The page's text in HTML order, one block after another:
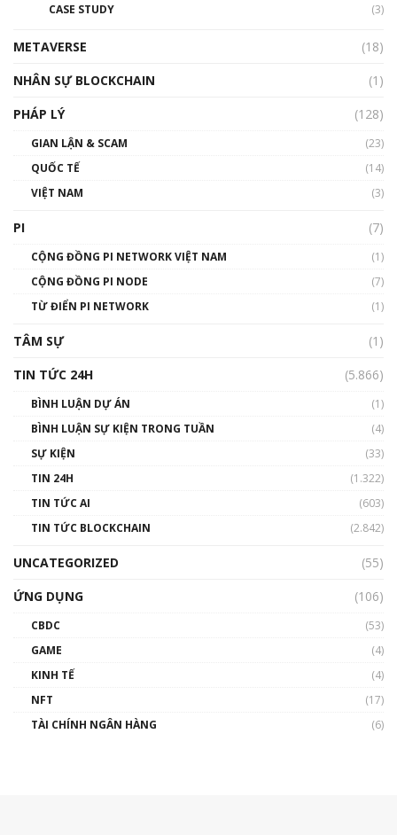
01:32:59
gió ấm
Talkshow 14: MemeCoin – Trò đùa tỷ đô
01:29:26
CASE STUDY
(3)
METAVERSE
(18)
NHÂN SỰ BLOCKCHAIN
(1)
PHÁP LÝ
(128)
GIAN LẬN & SCAM
(23)
QUỐC TẾ
(14)
VIỆT NAM
(3)
PI (7)
CỘNG ĐỒNG PI NETWORK VIỆT NAM
(1)
CỘNG ĐỒNG PI NODE
(7)
TỪ ĐIỂN PI NETWORK
(1)
TÂM SỰ
(1)
TIN TỨC 24H
(5.866)
BÌNH LUẬN DỰ ÁN
(1)
BÌNH LUẬN SỰ KIỆN TRONG TUẦN
(4)
SỰ KIỆN
(33)
TIN 24H
(1.322)
TIN TỨC AI
(603)
TIN TỨC BLOCKCHAIN
(2.842)
UNCATEGORIZED
(55)
ỨNG DỤNG
(106)
CBDC
(53)
GAME
(4)
KINH TẾ
(4)
NFT
(17)
TÀI CHÍNH NGÂN HÀNG
(6)